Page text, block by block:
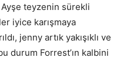
Ayşe teyzenin sürekli
iyice karışmaya
jenny artık yakışıklı ve
durum Forrest’ın kalbini